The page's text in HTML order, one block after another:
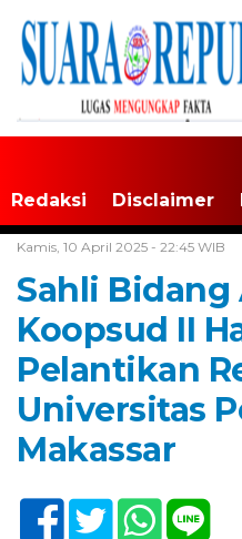
Redaksi Disclaimer
Kamis, 10 April 2025 - 22:45 WIB
Sahli Bidang
Koopsud II
Pelantikan
Universitas
Makassar